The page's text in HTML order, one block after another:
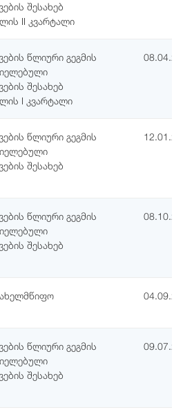
შესახებ
II კვარტალი
წლიური გეგმის
შესახებ
I კვარტალი
წლიური გეგმის
შესახებ
წლიური გეგმის
შესახებ
წლიური გეგმის
შესახებ